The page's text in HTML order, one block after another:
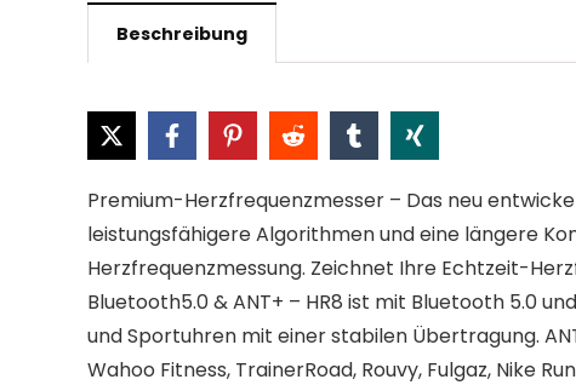
Beschreibung
Premium-Herzfrequenzmesser – Das neu
leistungsfähigere Algorithmen und eine längere
Herzfrequenzmessung. Zeichnet Ihre Echtzeit-
Bluetooth5.0 & ANT+ – HR8 ist mit Bluetooth 5.0
und Sportuhren mit einer stabilen Übertragung.
Wahoo Fitness, TrainerRoad, Rouvy, Fulgaz, Nike